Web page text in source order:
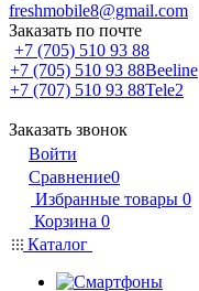
freshmobile8@gmail.com
Заказать по почте
+7 (705) 510 93 88
+7 (705) 510 93 88Beeline
+7 (707) 510 93 88Tele2
Заказать звонок
Войти
Сравнение0
Избранные товары 0
Корзина 0
Каталог